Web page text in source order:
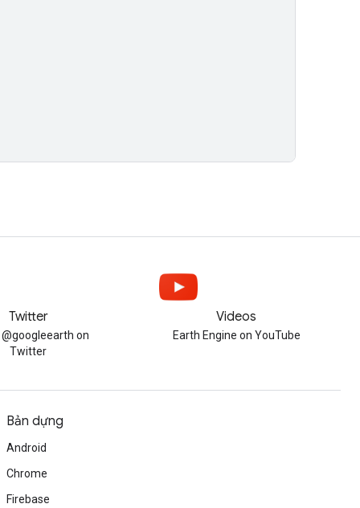
Twitter
on
Twitter
Videos
Earth Engine on YouTube
Bản dựng
Android
Chrome
Firebase